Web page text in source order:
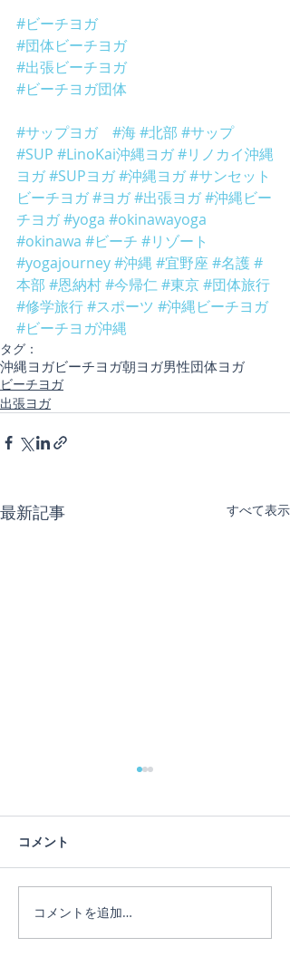
#ビーチヨガ
#団体ビーチヨガ
#出張ビーチヨガ
#ビーチヨガ団体
#サップヨガ #海#北部 #サップ
#SUP #LinoKai沖縄ヨガ#リノカイ沖縄
ヨガ#SUPヨガ#沖縄ヨガ#サンセット
ビーチヨガ#ヨガ#出張ヨガ#沖縄ビー
チヨガ#yoga #okinawayoga
#okinawa #ビーチ #リゾート
#yogajourney#沖縄 #宜野座 #名護#
本部 #恩納村#今帰仁#東京#団体旅行
#修学旅行#スポーツ #沖縄ビーチヨガ
#ビーチヨガ沖縄
タグ：
沖縄ヨガビーチヨガ朝ヨガ男性団体ヨガ
ビーチヨガ
出張ヨガ
最新記事 すべて表示
蓮の花
コメント
コメントを追加…